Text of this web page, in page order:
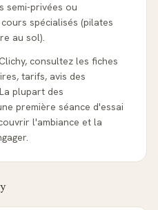
semi-privées ou
spécialisés (pilates
au sol).
consultez les fiches
tarifs, avis des
plupart des
première séance d'essai
l'ambiance et la